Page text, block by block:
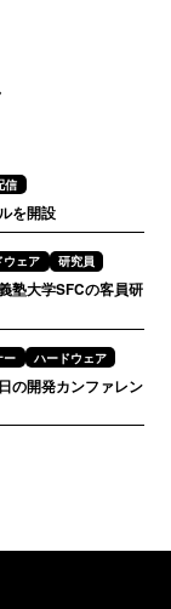
信
を開設
ウェア 研究員
塾大学SFCの客員研
ー ハードウェア
の開発カンファレン